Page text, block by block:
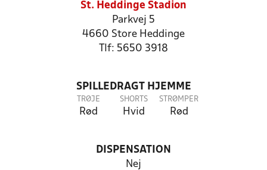
St. Heddinge Stadion
Parkvej 5
4660 Store Heddinge
Tlf: 5650 3918
SPILLEDRAGT HJEMME
TRØJE
Rød
SHORTS
Hvid
STRØMPER
Rød
DISPENSATION
Nej